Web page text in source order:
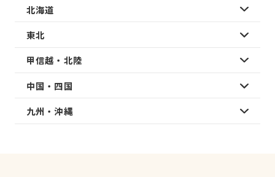
北海道
東北
甲信越・北陸
中国・四国
九州・沖縄